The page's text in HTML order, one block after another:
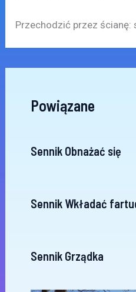
Przechodzić przez ścianę:
Powiązane
Sennik Obnażać się
Sennik Wkładać
Sennik Grządka